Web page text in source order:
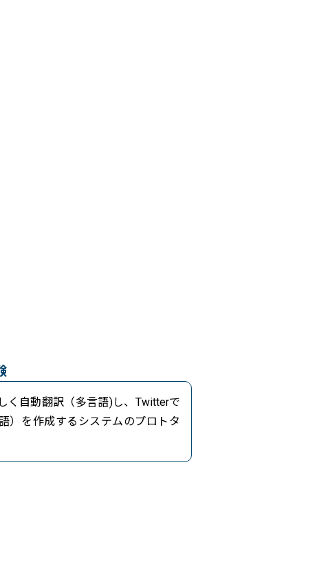
く自動翻訳（多言語)し、Twitterで
）を作成するシステムのプロトタ